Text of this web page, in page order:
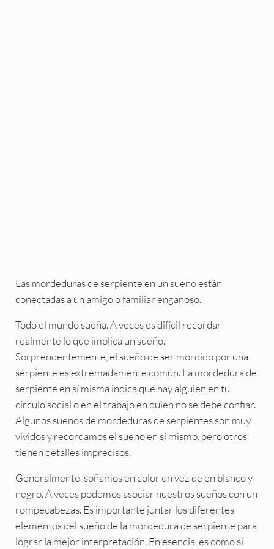
Las mordeduras de serpiente en un sueño están
conectadas a un amigo o familiar engañoso.
Todo el mundo sueña. A veces es difícil recordar
realmente lo que implica un sueño.
Sorprendentemente, el sueño de ser mordido por una
serpiente es extremadamente común. La mordedura de
serpiente en sí misma indica que hay alguien en tu
círculo social o en el trabajo en quien no se debe confiar.
Algunos sueños de mordeduras de serpientes son muy
vívidos y recordamos el sueño en sí mismo, pero otros
tienen detalles imprecisos.
Generalmente, soñamos en color en vez de en blanco y
negro. A veces podemos asociar nuestros sueños con un
rompecabezas. Es importante juntar los diferentes
elementos del sueño de la mordedura de serpiente para
lograr la mejor interpretación. En esencia, es como si